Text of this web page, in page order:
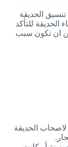
الحديقة
للتأكد
ان تكون سبب
الحديقة